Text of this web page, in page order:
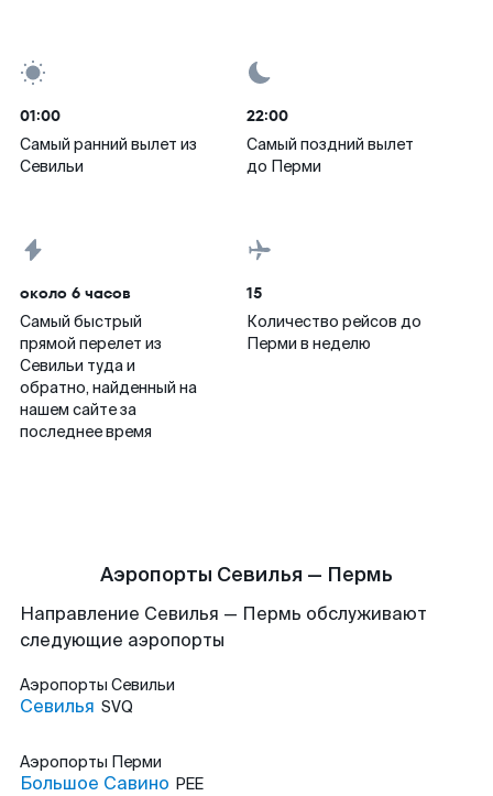
01:00
Самый ранний вылет из
Севильи
22:00
Самый поздний вылет
до Перми
около 6 часов
Самый быстрый
прямой перелет из
Севильи туда и
обратно, найденный на
нашем сайте за
последнее время
15
Количество рейсов до
Перми в неделю
Аэропорты Севилья — Пермь
Направление Севилья — Пермь обслуживают
следующие аэропорты
Аэропорты Севильи
Севилья SVQ
Аэропорты Перми
Большое Савино PEE